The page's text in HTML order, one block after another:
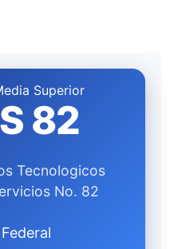
Superior
82
Tecnologicos
No. 82